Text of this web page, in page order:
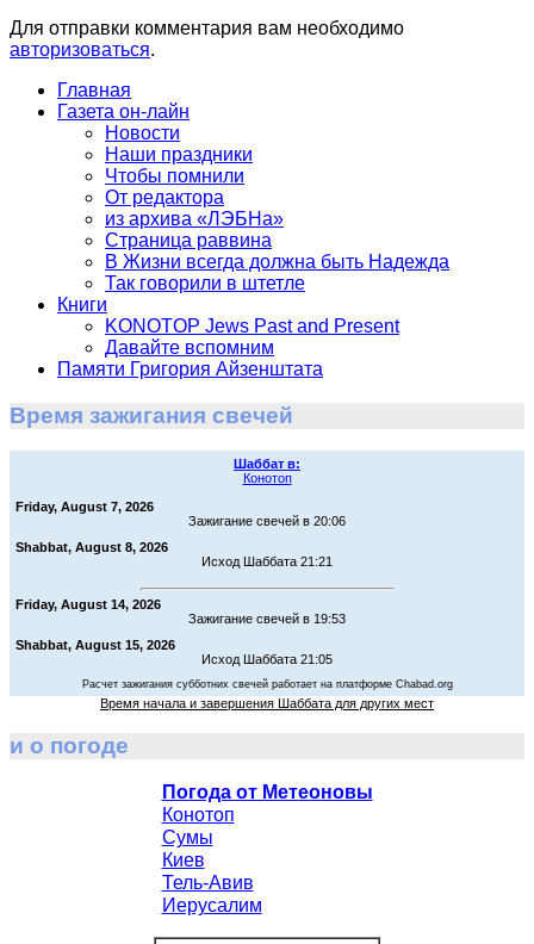
Для отправки комментария вам необходимо
авторизоваться.
Главная
Газета он-лайн
Новости
Наши праздники
Чтобы помнили
От редактора
из архива «ЛЭБНа»
Страница раввина
В Жизни всегда должна быть Надежда
Так говорили в штетле
Книги
KONOTOP Jews Past and Present
Давайте вспомним
Памяти Григория Айзенштата
Время зажигания свечей
Шаббат в:
Конотоп
Friday, August 7, 2026
Зажигание свечей в 20:06
Shabbat, August 8, 2026
Исход Шаббата 21:21
Friday, August 14, 2026
Зажигание свечей в 19:53
Shabbat, August 15, 2026
Исход Шаббата 21:05
Расчет зажигания субботних свечей работает на платформе Chabad.org
Время начала и завершения Шаббата для других мест
и о погоде
Погода от Метеоновы
Конотоп
Сумы
Киев
Тель-Авив
Иерусалим